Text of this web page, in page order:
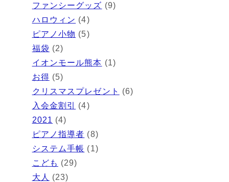
ファンシーグッズ (9)
ハロウィン (4)
ピアノ小物 (5)
福袋 (2)
イオンモール熊本 (1)
お得 (5)
クリスマスプレゼント
(6)
入会金割引
(4)
2021 (4)
ピアノ指導者 (8)
システム手帳 (1)
こども (29)
大人
(23)